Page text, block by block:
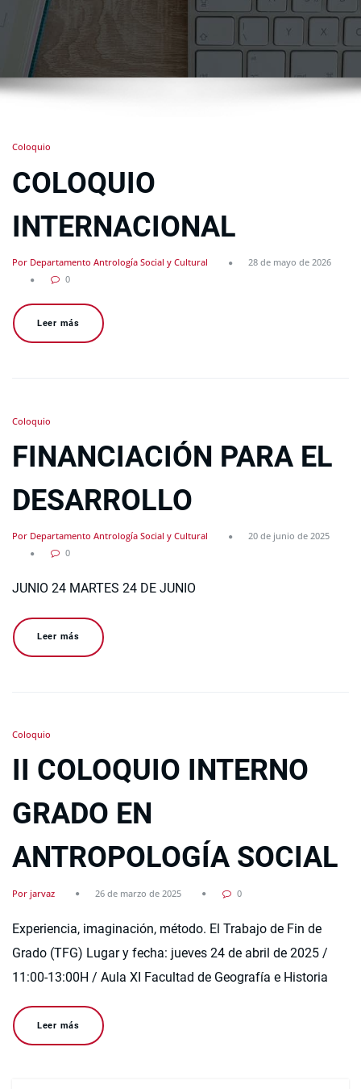
Coloquio
COLOQUIO
INTERNACIONAL
Por Departamento Antrología Social y Cultural
28 de mayo de 2026
0
Leer más
Coloquio
FINANCIACIÓN PARA EL
DESARROLLO
Por Departamento Antrología Social y Cultural
20 de junio de 2025
0
JUNIO 24 MARTES 24 DE JUNIO
Leer más
Coloquio
II COLOQUIO INTERNO
GRADO EN
ANTROPOLOGÍA SOCIAL
Por jarvaz 26 de marzo de 2025 0
Experiencia, imaginación, método. El Trabajo de Fin de
Grado (TFG) Lugar y fecha: jueves 24 de abril de 2025 /
11:00-13:00H / Aula XI Facultad de Geografía e Historia
Leer más